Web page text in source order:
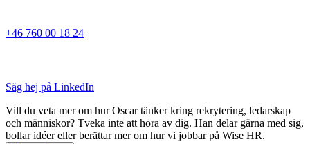
+46 760 00 18 24
Säg hej på LinkedIn
Vill du veta mer om hur Oscar tänker kring rekrytering, ledarskap
och människor? Tveka inte att höra av dig. Han delar gärna med sig,
bollar idéer eller berättar mer om hur vi jobbar på Wise HR.